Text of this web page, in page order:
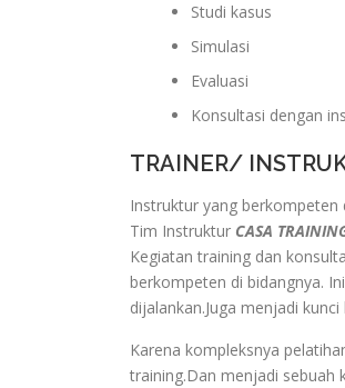
Studi kasus
Simulasi
Evaluasi
Konsultasi dengan
TRAINER/
Instruktur yang berkompeten
Tim Instruktur CASA
Kegiatan training dan
berkompeten di bidangnya.
dijalankan.Juga menjadi
Karena kompleksnya
training.Dan menjadi sebuah